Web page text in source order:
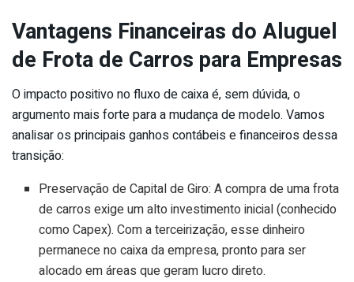
Vantagens Financeiras do Aluguel
de Frota de Carros para Empresas
O impacto positivo no fluxo de caixa é, sem dúvida, o
argumento mais forte para a mudança de modelo. Vamos
analisar os principais ganhos contábeis e financeiros dessa
transição:
Preservação de Capital de Giro: A compra de uma frota
de carros exige um alto investimento inicial (conhecido
como Capex). Com a terceirização, esse dinheiro
permanece no caixa da empresa, pronto para ser
alocado em áreas que geram lucro direto.